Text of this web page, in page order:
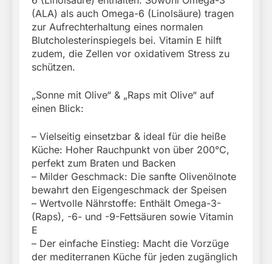
(ALA) als auch Omega-6 (Linolsäure) tragen
zur Aufrechterhaltung eines normalen
Blutcholesterinspiegels bei. Vitamin E hilft
zudem, die Zellen vor oxidativem Stress zu
schützen.
„Sonne mit Olive“ & „Raps mit Olive“ auf
einen Blick:
– Vielseitig einsetzbar & ideal für die heiße
Küche: Hoher Rauchpunkt von über 200°C,
perfekt zum Braten und Backen
– Milder Geschmack: Die sanfte Olivenölnote
bewahrt den Eigengeschmack der Speisen
– Wertvolle Nährstoffe: Enthält Omega-3-
(Raps), -6- und -9-Fettsäuren sowie Vitamin
E
– Der einfache Einstieg: Macht die Vorzüge
der mediterranen Küche für jeden zugänglich